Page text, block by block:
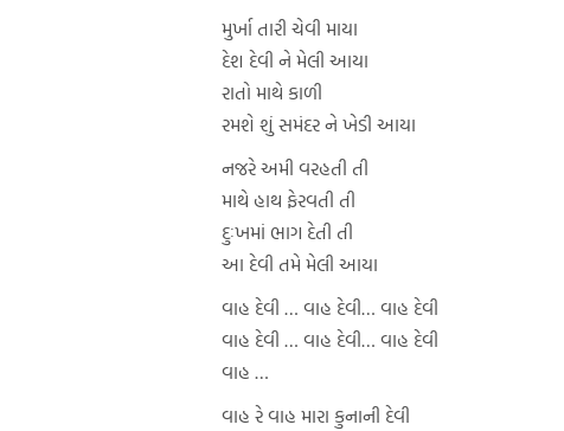
મુર્ખા તારી ચેવી માયા
દેશ દેવી ને મેલી આયા
રાતો માથે કાળી
રમશે શું સમંદર ને ખેડી આયા
નજરે અમી વરહતી તી
માથે હાથ ફેરવતી તી
દુઃખમાં ભાગ દેતી તી
આ દેવી તમે મેલી આયા
વાહ દેવી … વાહ દેવી… વાહ દેવી
વાહ દેવી … વાહ દેવી… વાહ દેવી
વાહ …
વાહ રે વાહ મારા કુનાની દેવી